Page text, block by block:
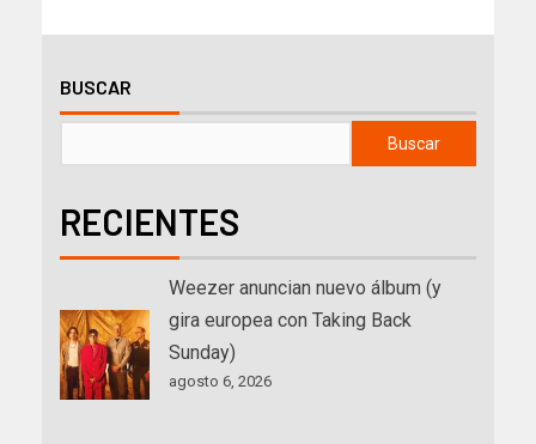
BUSCAR
Buscar
RECIENTES
Weezer anuncian nuevo álbum (y
gira europea con Taking Back
Sunday)
agosto 6, 2026